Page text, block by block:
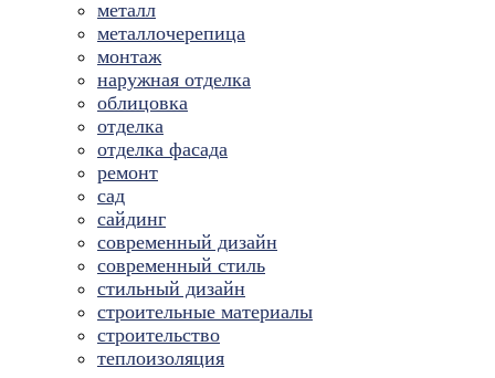
металл
металлочерепица
монтаж
наружная отделка
облицовка
отделка
отделка фасада
ремонт
сад
сайдинг
современный дизайн
современный стиль
стильный дизайн
строительные материалы
строительство
теплоизоляция